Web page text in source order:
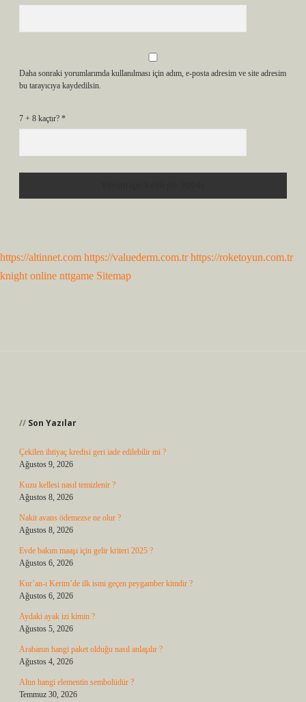
Daha sonraki yorumlarımda kullanılması için adım, e-posta adresim ve site adresim
bu tarayıcıya kaydedilsin.
7 + 8 kaçtır? *
https://altinnet.com https://valuederm.com.tr https://roketoyun.com.tr
knight online nttgame Sitemap
Son Yazılar
Çekilen ihtiyaç kredisi geri iade edilebilir mi ?
Ağustos 9, 2026
Kuzu kellesi nasıl temizlenir ?
Ağustos 8, 2026
Nakit avans ödemezse ne olur ?
Ağustos 8, 2026
Evde bakım maaşı için gelir kriteri 2025 ?
Ağustos 6, 2026
Kur’an-ı Kerim’de ilk ismi geçen peygamber kimdir ?
Ağustos 6, 2026
Aydaki ayak izi kimin ?
Ağustos 5, 2026
Arabanın hangi paket olduğu nasıl anlaşılır ?
Ağustos 4, 2026
Altın hangi elementin sembolüdür ?
Temmuz 30, 2026